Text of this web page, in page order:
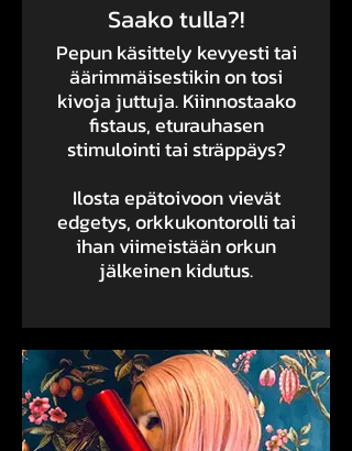
Saako tulla?!
Pepun käsittely kevyesti tai
äärimmäisestikin on tosi
kivoja juttuja. Kiinnostaako
fistaus, eturauhasen
stimulointi tai sträppäys?
Ilosta epätoivoon vievät
edgetys, orkkukontorolli tai
ihan viimeistään orkun
jälkeinen kidutus.